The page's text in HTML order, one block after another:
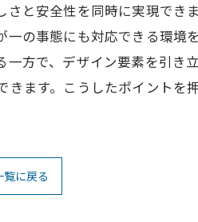
と安全性を同時に実現でき
の事態にも対応できる環境
方で、デザイン要素を引き
ます。こうしたポイントを
覧に戻る